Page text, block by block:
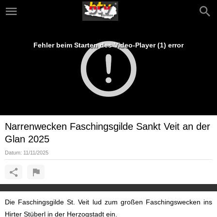
Fehler beim Starten des Video-Player (1) error
Narrenwecken Faschingsgilde Sankt Veit an der
Glan 2025
Datum: 11/11/2025
Die Faschingsgilde St. Veit lud zum großen Faschingswecken ins
Hirter Stüberl in der Herzogstadt ein.